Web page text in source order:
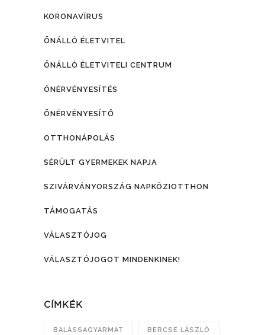
KORONAVÍRUS
ÖNÁLLÓ ÉLETVITEL
ÖNÁLLÓ ÉLETVITELI CENTRUM
ÖNÉRVÉNYESÍTÉS
ÖNÉRVÉNYESÍTŐ
OTTHONÁPOLÁS
SÉRÜLT GYERMEKEK NAPJA
SZIVÁRVÁNYORSZÁG NAPKÖZIOTTHON
TÁMOGATÁS
VÁLASZTÓJOG
VÁLASZTÓJOGOT MINDENKINEK!
CÍMKÉK
BALASSAGYARMAT BERCSE LÁSZLÓ